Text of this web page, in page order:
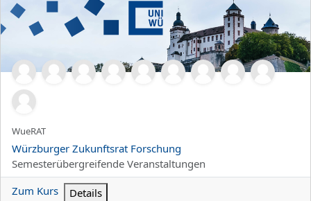
Kurzer Kursname
WueRAT
Kursname
Würzburger Zukunftsrat Forschung
Kursbereich
Semesterübergreifende Veranstaltungen
Zum Kurs
Details